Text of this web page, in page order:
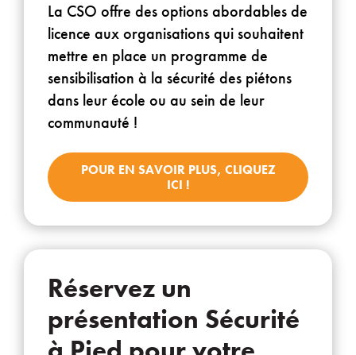
La CSO offre des options abordables de
licence aux organisations qui souhaitent
mettre en place un programme de
sensibilisation à la sécurité des piétons
dans leur école ou au sein de leur
communauté !
POUR EN SAVOIR PLUS, CLIQUEZ
ICI !
Réservez un
présentation Sécurité